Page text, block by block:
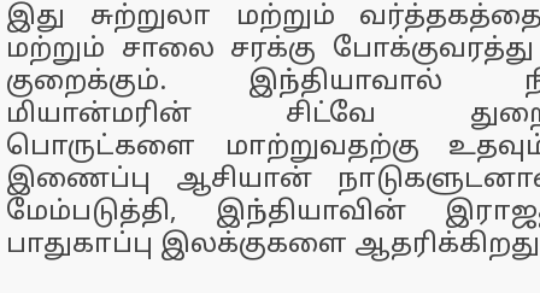
இது சுற்றுலா மற்றும்
மற்றும் சாலை சரக்கு
குறைக்கும். இந்தியாவால்
மியான்மரின் சிட்வே
பொருட்களை மாற்றுவதற்கு
இணைப்பு ஆசியான்
மேம்படுத்தி, இந்தியாவின்
பாதுகாப்பு இலக்குகளை